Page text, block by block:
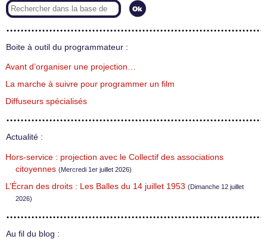
Boite à outil du programmateur :
Avant d’organiser une projection…
La marche à suivre pour programmer un film
Diffuseurs spécialisés
Actualité :
Hors-service : projection avec le Collectif des associations
citoyennes (Mercredi 1er juillet 2026)
L’Écran des droits : Les Balles du 14 juillet 1953 (Dimanche 12 juillet
2026)
Au fil du blog :